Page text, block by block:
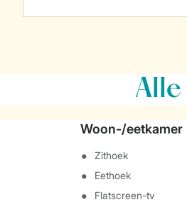
Alle
Woon-/eetkamer
Zithoek
Eethoek
Flatscreen-tv